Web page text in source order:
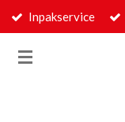
Ga
naar
Inpakservice